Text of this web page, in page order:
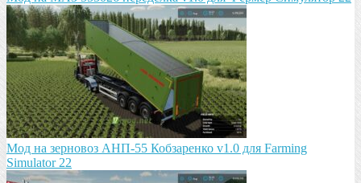
Мод на зeрновоз АНП-55 Кобзарeнко v1.0 для Farming
Simulator 22